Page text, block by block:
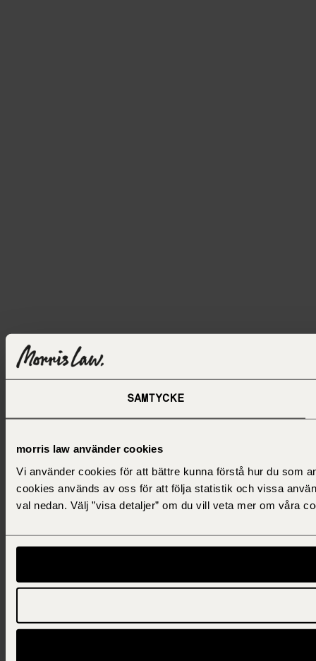
SAMTYCKE
morris law använder cookies
Vi använder cookies för att bättre kunna förstå hur du som
cookies används av oss för att följa statistik och vissa
val nedan. Välj ”visa detaljer” om du vill veta mer om våra